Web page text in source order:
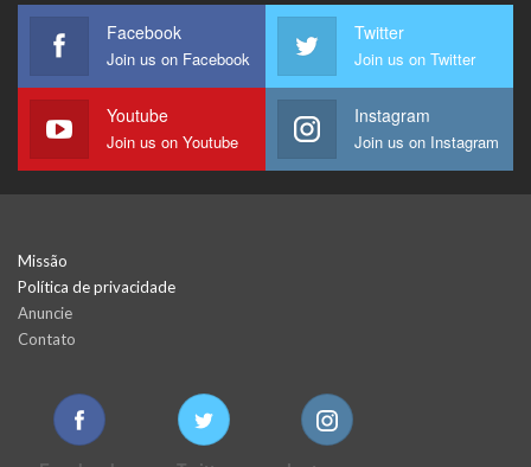
Facebook
Join us on Facebook
Twitter
Join us on Twitter
Youtube
Join us on Youtube
Instagram
Join us on Instagram
Missão
Política de privacidade
Anuncie
Contato